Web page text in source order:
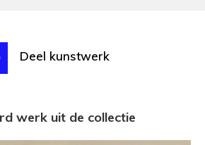
Deel kunstwerk
werk uit de collectie